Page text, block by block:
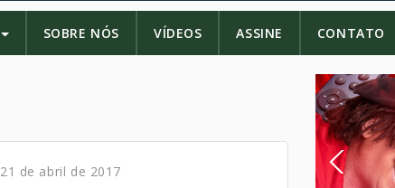
SOBRE NÓS VÍDEOS ASSINE CONTATO
21 de abril de 2017 Previous